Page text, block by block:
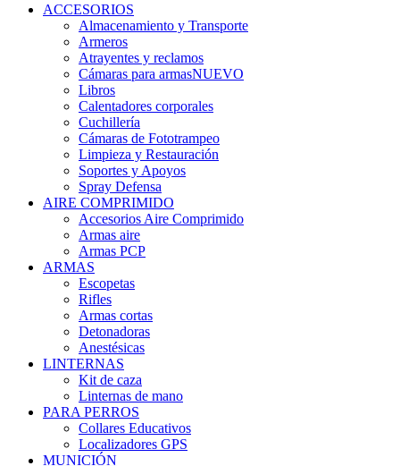
ACCESORIOS
Almacenamiento y Transporte
Armeros
Atrayentes y reclamos
Cámaras para armasNUEVO
Libros
Calentadores corporales
Cuchillería
Cámaras de Fototrampeo
Limpieza y Restauración
Soportes y Apoyos
Spray Defensa
AIRE COMPRIMIDO
Accesorios Aire Comprimido
Armas aire
Armas PCP
ARMAS
Escopetas
Rifles
Armas cortas
Detonadoras
Anestésicas
LINTERNAS
Kit de caza
Linternas de mano
PARA PERROS
Collares Educativos
Localizadores GPS
MUNICIÓN